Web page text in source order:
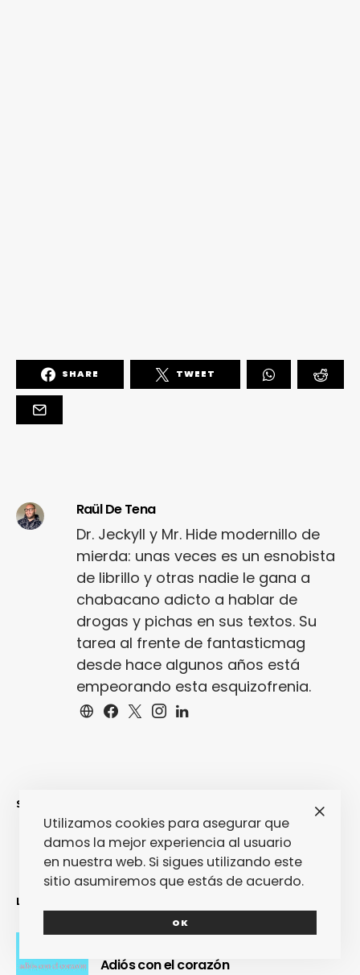
SHARE TWEET
Raül De Tena
Dr. Jeckyll y Mr. Hide modernillo de
mierda: unas veces es un esnobista
de librillo y otras nadie le gana a
chabacano adicto a hablar de
drogas y pichas en sus textos. Su
tarea al frente de fantasticmag
desde hace algunos años está
empeorando esta esquizofrenia.
SINCERAMENTE
LO MÁS RECIENTE
Adiós con el corazón
Utilizamos cookies para asegurar que
damos la mejor experiencia al usuario
en nuestra web. Si sigues utilizando este
sitio asumiremos que estás de acuerdo.
OK